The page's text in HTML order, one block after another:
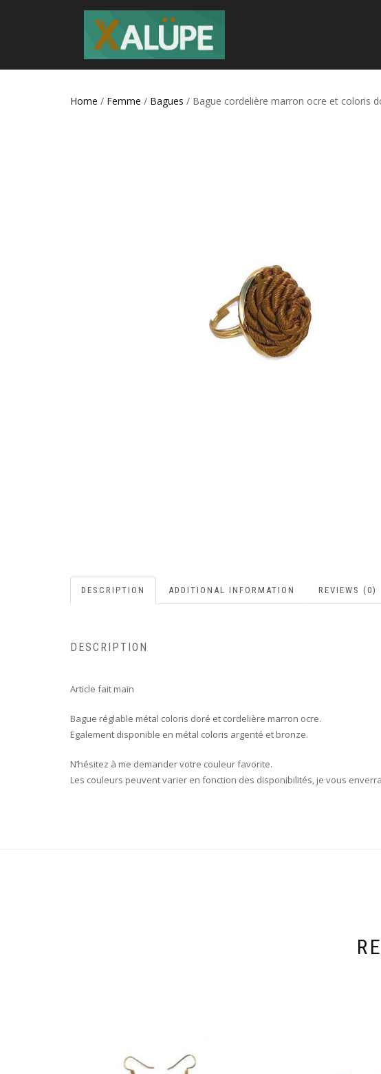
Home / Femme / Bagues / Bague cordelière marron ocre et coloris
DESCRIPTION ADDITIONAL INFORMATION REVIEWS (0)
DESCRIPTION
Article fait main
Bague réglable métal coloris doré et cordelière marron ocre.
Egalement disponible en métal coloris argenté et bronze.
N’hésitez à me demander votre couleur favorite.
Les couleurs peuvent varier en fonction des disponibilités, je vous